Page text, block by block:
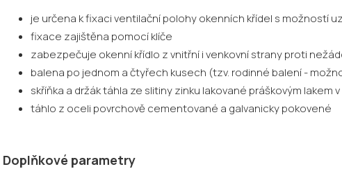
je určena k fixaci ventilační polohy okenních křídel s možností
fixace zajištěna pomocí klíče
zabezpečuje okenní křídlo z vnitřní i venkovní strany proti
balena po jednom a čtyřech kusech (tzv. rodinné balení -
skříňka a držák táhla ze slitiny zinku lakované práškovým lakem
táhlo z oceli povrchově cementované a galvanicky pokovené
Doplňkové parametry